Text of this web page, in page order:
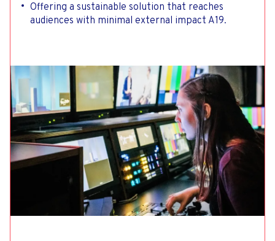
Offering a sustainable solution that reaches
audiences with minimal external impact A19.